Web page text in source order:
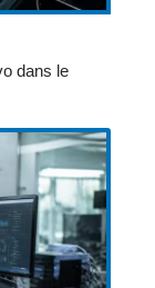
dans le